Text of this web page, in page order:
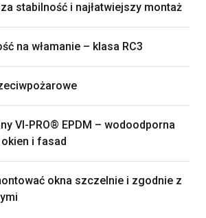
stabilność i najłatwiejszy montaż
na włamanie – klasa RC3
VI-PRO® EPDM – wodoodporna
i fasad
okna szczelnie i zgodnie z